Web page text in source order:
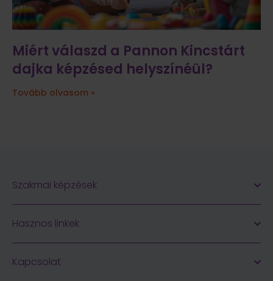
Miért válaszd a Pannon Kincstárt
dajka képzésed helyszínéül?
Tovább olvasom »
Szakmai képzések
Hasznos linkek
Kapcsolat